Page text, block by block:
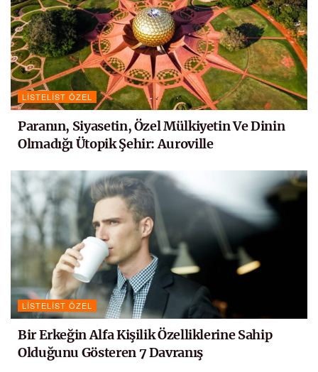
LISTELIST ÖZEL
Paranın, Siyasetin, Özel Mülkiyetin Ve Dinin
Olmadığı Ütopik Şehir: Auroville
LISTELIST ÖZEL
Bir Erkeğin Alfa Kişilik Özelliklerine Sahip
Olduğunu Gösteren 7 Davranış